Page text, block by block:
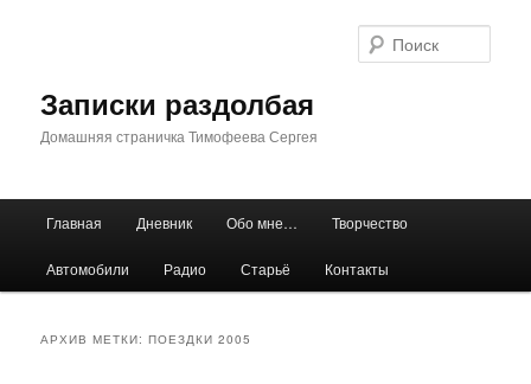
Записки раздолбая
Домашняя страничка Тимофеева Сергея
Главная Дневник Обо мне… Творчество
Автомобили Радио Старьё Контакты
АРХИВ МЕТКИ:ПОЕЗДКИ 2005